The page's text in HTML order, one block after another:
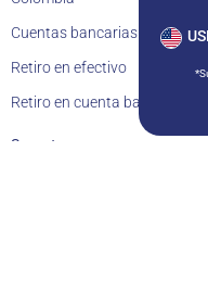
Cuentas bancarias de Jet
Retiro en efectivo
Retiro en cuenta bancaria
Soporte